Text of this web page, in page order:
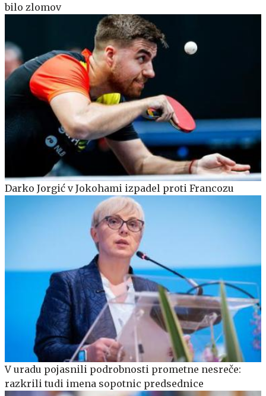
bilo zlomov
Darko Jorgić v Jokohami izpadel proti Francozu
V uradu pojasnili podrobnosti prometne nesreče:
razkrili tudi imena sopotnic predsednice